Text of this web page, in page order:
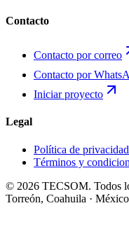
Contacto
Contacto por correo
Contacto por
Iniciar proyecto
Legal
Política de privacidad
Términos y
© 2026 TECSOM. Todos
Torreón, Coahuila · México